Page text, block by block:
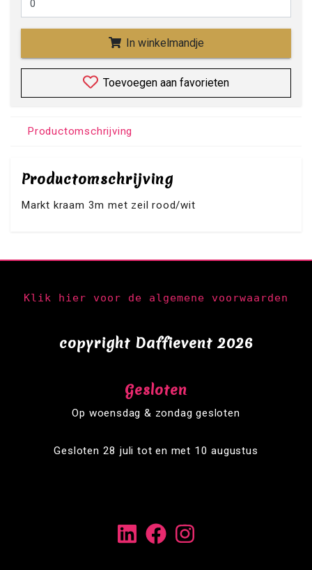
In winkelmandje
Toevoegen aan favorieten
Productomschrijving
Productomschrijving
Markt kraam 3m met zeil rood/wit
Klik hier voor de algemene voorwaarden
copyright Daffievent 2026
Gesloten
Op woensdag & zondag gesloten
Gesloten 28 juli tot en met 10 augustus